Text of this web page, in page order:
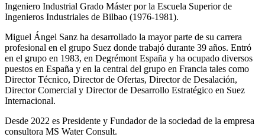
Ingeniero Industrial Grado Máster por la Escuela Superior de
Ingenieros Industriales de Bilbao (1976-1981).
Miguel Ángel Sanz ha desarrollado la mayor parte de su carrera
profesional en el grupo Suez donde trabajó durante 39 años. Entró
en el grupo en 1983, en Degrémont España y ha ocupado diversos
puestos en España y en la central del grupo en Francia tales como
Director Técnico, Director de Ofertas, Director de Desalación,
Director Comercial y Director de Desarrollo Estratégico en Suez
Internacional.
Desde 2022 es Presidente y Fundador de la sociedad de la empresa
consultora MS Water Consult.